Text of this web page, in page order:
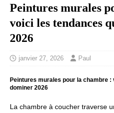
Peintures murales
voici les tendances
2026
janvier 27, 2026 Paul
Peintures murales pour la chambre
dominer 2026
La chambre à coucher traverse